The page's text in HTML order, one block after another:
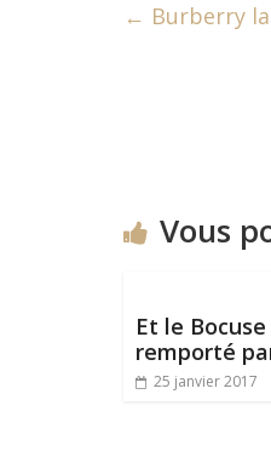
← Burberry
Vous
Et le Bocuse
remporté
25 janvier 2017